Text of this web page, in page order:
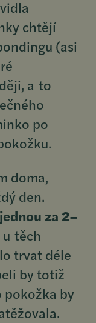
chtějí
(asi
a to
po
doma,
den.
za 2–
těch
trvat déle
by totiž
by